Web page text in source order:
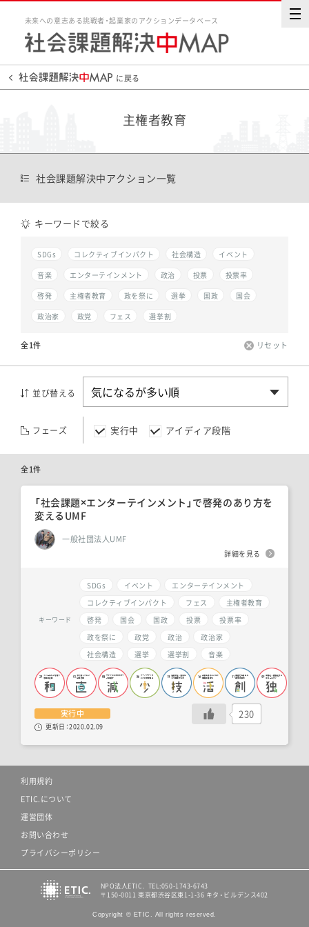
未来への意志ある挑戦者・起業家のアクションデータベース
に戻る
主権者教育
社会課題解決中アクション一覧
キーワードで絞る
SDGs コレクティブインパクト 社会構造
イベント
音楽
エンターテインメント 政治 投票
投票率
啓発
主権者教育 政を祭に 選挙 国政
国会
政治家
政党 フェス 選挙割
全1件 リセット
並び替える
フェーズ 実行中 アイディア段階
全1件
「社会課題×エンターテインメント」で啓発のあり方を
変えるUMF
一般社団法人UMF
詳細を見る
キーワード
SDGs イベント
エンターテインメント
コレクティブインパクト
フェス
主権者教育
啓発
国会 国政 投票
投票率
政を祭に
政党 政治
政治家
社会構造
選挙 選挙割 音楽
実行中
更新日：2020.02.09
230
利用規約
ETIC.について
運営団体
お問い合わせ
プライバシーポリシー
NPO法人ETIC. TEL:050-1743-6743
〒150-0011 東京都渋谷区東1-1-36 キタ・ビルデンス402
Copyright © ETIC. All rights reserved.